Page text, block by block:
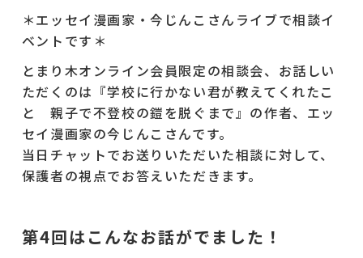
＊エッセイ漫画家・今じんこさんライブで相談イ
ベントです＊
とまり木オンライン会員限定の相談会、お話しい
ただくのは『学校に行かない君が教えてくれたこ
と 親子で不登校の鎧を脱ぐまで』の作者、エッ
セイ漫画家の今じんこさんです。
当日チャットでお送りいただいた相談に対して、
保護者の視点でお答えいただきます。
第4回はこんなお話がでました！